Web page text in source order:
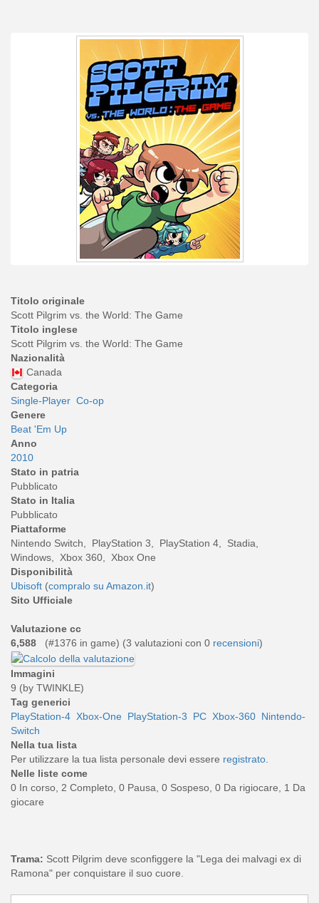
Titolo originale
Scott Pilgrim vs. the World: The Game
Titolo inglese
Scott Pilgrim vs. the World: The Game
Nazionalità
Canada
Categoria
Single-Player Co-op
Genere
Beat 'Em Up
Anno
2010
Stato in patria
Pubblicato
Stato in Italia
Pubblicato
Piattaforme
Nintendo Switch, PlayStation 3, PlayStation 4, Stadia,
Windows, Xbox 360, Xbox One
Disponibilità
Ubisoft (compralo su Amazon.it)
Sito Ufficiale
Valutazione cc
6,588
(#1376 in game) (3 valutazioni con 0 recensioni)
Immagini
9 (by TWINKLE)
Tag generici
PlayStation-4 Xbox-One PlayStation-3 PC Xbox-360 Nintendo-
Switch
Nella tua lista
Per utilizzare la tua lista personale devi essere registrato
Nelle liste come
0 In corso, 2 Completo, 0 Pausa, 0 Sospeso, 0 Da rigiocare, 1 Da
giocare
Trama: Scott Pilgrim deve sconfiggere la "Lega dei malvagi ex di
Ramona" per conquistare il suo cuore.